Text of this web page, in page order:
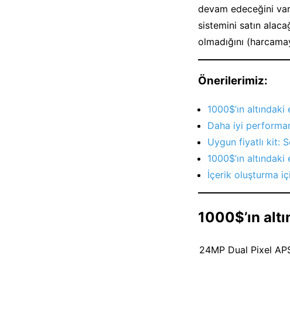
devam edeceğini
sistemini satın
olmadığını
Önerilerimiz:
1000$’ın
Daha iyi
Uygun fiyatlı kit:
1000$’ın
İçerik oluşturma
1000$’ın
24MP Dual Pixel